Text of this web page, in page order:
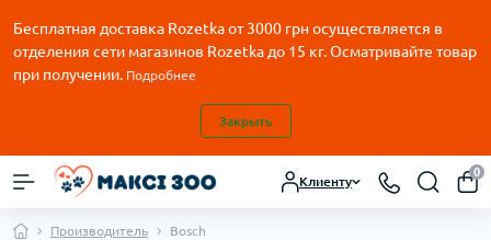
Бесплатная доставка Rozetka от3000 грн осуществляется в
отделения сети магазинов Rozetka до 15 кг. Осматривайте товар
при получении. Подробнее
Закрыть
Клиенту
0
Производитель Bosch